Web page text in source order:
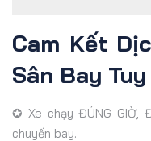
Cam Kết
Sân Bay
✪ Xe chạy ĐÚNG GIỜ,
chuyến bay.